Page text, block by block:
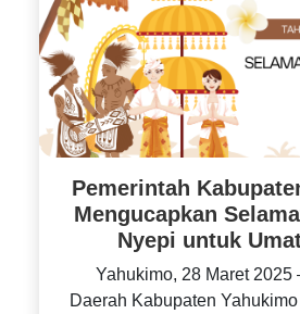
Pemerintah
Mengucapkan
Nyepi untuk
Yahukimo, 28 Maret 2025
Daerah Kabupaten